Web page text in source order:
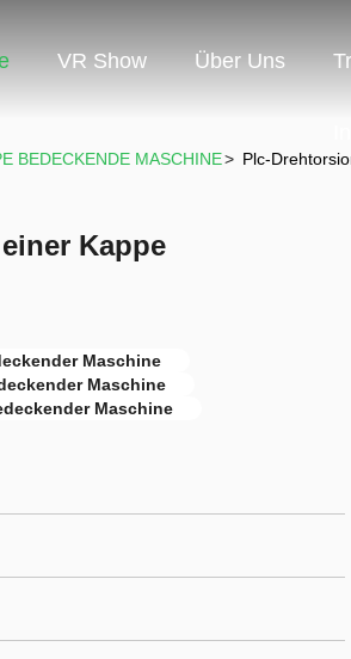
VR Show Über Uns
BEDECKENDE MASCHINE> Plc-
Kappe
Maschine
Maschine
Maschine